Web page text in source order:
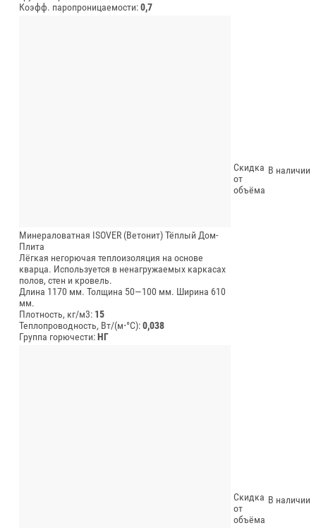
Коэфф. паропроницаемости:0,7
Минераловатная ISOVER (Ветонит) Тёплый Дом-
Плита
Лёгкая негорючая теплоизоляция на основе
кварца. Используется в ненагружаемых каркасах
полов, стен и кровель.
Длина 1170 мм. Толщина 50—100 мм. Ширина 610
мм.
Плотность, кг/м3: 15
Теплопроводность, Вт/(м⋅°С):0,038
Группа горючести:НГ
Скидка
от
объёма
В наличии
Скидка
от
объёма
В наличии